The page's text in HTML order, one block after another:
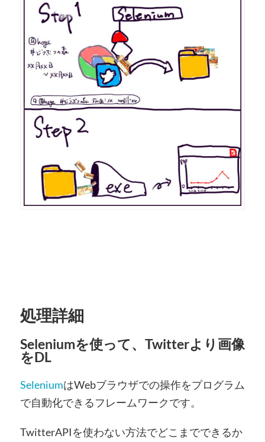
処理詳細
Seleniumを使って、Twitterより画像
をDL
SeleniumはWebブラウザでの操作をプログラム
で自動化できるフレームワークです。
TwitterAPIを使わない方法でどこまでできるか